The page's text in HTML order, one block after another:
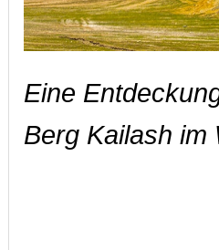
Eine
Berg Kailash im